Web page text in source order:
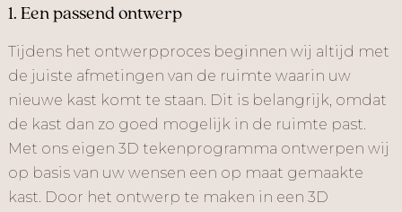
1. Een passend ontwerp
Tijdens het ontwerpproces beginnen wij altijd met
de juiste afmetingen van de ruimte waarin uw
nieuwe kast komt te staan. Dit is belangrijk, omdat
de kast dan zo goed mogelijk in de ruimte past.
Met ons eigen 3D tekenprogramma ontwerpen wij
op basis van uw wensen een op maat gemaakte
kast. Door het ontwerp te maken in een 3D